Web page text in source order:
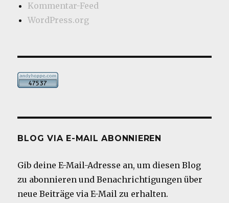
Kommentar-Feed
WordPress.org
BLOG VIA E-MAIL ABONNIEREN
Gib deine E-Mail-Adresse an, um diesen Blog
zu abonnieren und Benachrichtigungen über
neue Beiträge via E-Mail zu erhalten.